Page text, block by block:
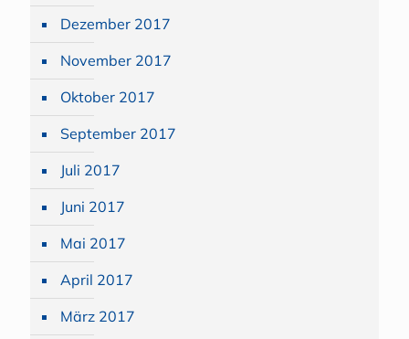
Dezember 2017
November 2017
Oktober 2017
September 2017
Juli 2017
Juni 2017
Mai 2017
April 2017
März 2017